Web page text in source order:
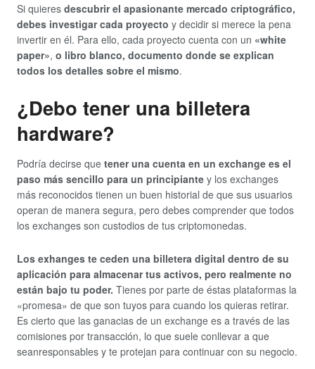
Si quieres descubrir el apasionante mercado criptográfico,
debes investigar cada proyecto y decidir si merece la pena
invertir en él. Para ello, cada proyecto cuenta con un «white
paper», o libro blanco, documento donde se explican
todos los detalles sobre el mismo.
¿Debo tener una billetera
hardware?
Podría decirse que tener una cuenta en un exchange es el
paso más sencillo para un principiante y los exchanges
más reconocidos tienen un buen historial de que sus usuarios
operan de manera segura, pero debes comprender que todos
los exchanges son custodios de tus criptomonedas.
Los exhanges te ceden una billetera digital dentro de su
aplicación para almacenar tus activos, pero realmente no
están bajo tu poder. Tienes por parte de éstas plataformas la
«promesa» de que son tuyos para cuando los quieras retirar.
Es cierto que las ganacias de un exchange es a través de las
comisiones por transacción, lo que suele conllevar a que
seanresponsables y te protejan para continuar con su negocio.